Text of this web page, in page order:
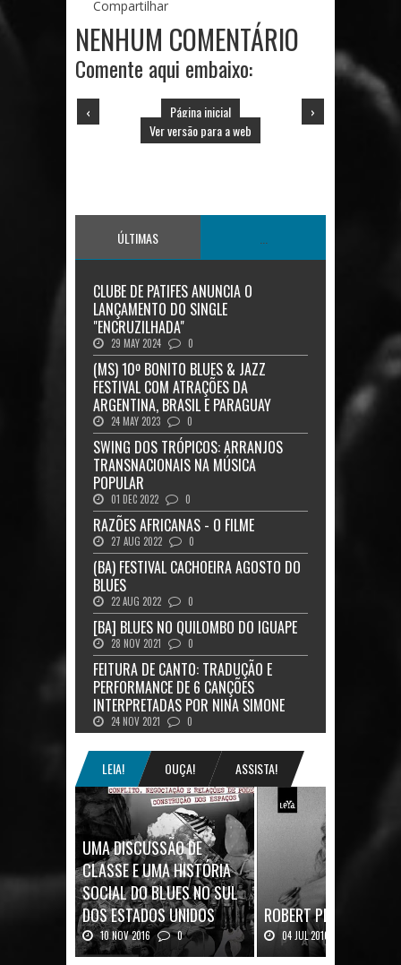
Compartilhar
NENHUM COMENTÁRIO
Comente aqui embaixo:
‹ ›
Página inicial
Ver versão para a web
ÚLTIMAS
CLUBE DE PATIFES ANUNCIA O
LANÇAMENTO DO SINGLE
"ENCRUZILHADA"
29 MAY 2024 0
(MS) 10º BONITO BLUES & JAZZ
FESTIVAL COM ATRAÇÕES DA
ARGENTINA, BRASIL E PARAGUAY
24 MAY 2023 0
SWING DOS TRÓPICOS: ARRANJOS
TRANSNACIONAIS NA MÚSICA
POPULAR
01 DEC 2022 0
RAZÕES AFRICANAS - O FILME
27 AUG 2022 0
(BA) FESTIVAL CACHOEIRA AGOSTO DO
BLUES
22 AUG 2022 0
[BA] BLUES NO QUILOMBO DO IGUAPE
28 NOV 2021 0
FEITURA DE CANTO: TRADUÇÃO E
PERFORMANCE DE 6 CANÇÕES
INTERPRETADAS POR NINA SIMONE
24 NOV 2021 0
LEIA! OUÇA! ASSISTA!
UMA DISCUSSÃO DE
CLASSE E UMA HISTÓRIA
SOCIAL DO BLUES NO SUL
DOS ESTADOS UNIDOS
10 NOV 2016 0
Mais uma ótima oportunidade de
ROBERT PLANT: UMA
04 JUL 2016
Robert Plant, o vocalista do